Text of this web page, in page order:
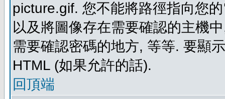
picture.gif. 您不能將路徑指向您
以及將圖像存在需要確認的主機
需要確認密碼的地方, 等等. 要顯
HTML (如果允許的話).
回頂端